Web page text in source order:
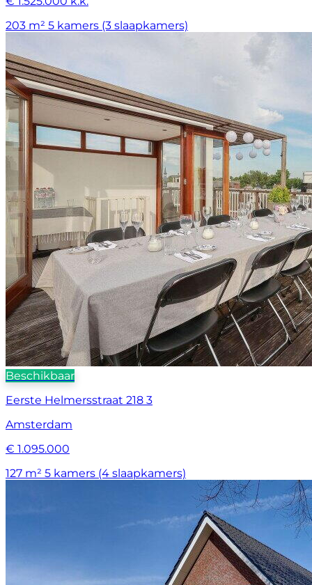
203 m² 5 kamers (3 slaapkamers)
Beschikbaar
Eerste Helmersstraat 218 3
Amsterdam
€ 1.095.000
127 m² 5 kamers (4 slaapkamers)